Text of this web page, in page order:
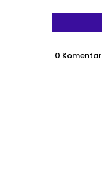
0 Komentar